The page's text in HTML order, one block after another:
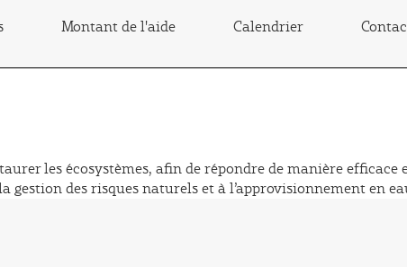
Montant de l'aide Calendrier
les écosystèmes, afin de répondre de manière efficace
des risques naturels et à l’approvisionnement en